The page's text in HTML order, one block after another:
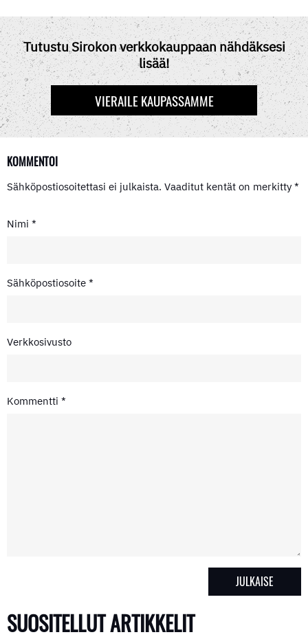
E
B
O
O
K
W
I
T
T
E
R
)
T
E
R
E
S
T
D
I
T
T
S
A
P
P
Tutustu Sirokon verkkokauppaan nähdäksesi
lisää!
VIERAILE KAUPASSAMME
KOMMENTOI
Sähköpostiosoitettasi ei julkaista. Vaaditut kentät on merkitty *
Nimi *
Sähköpostiosoite *
Verkkosivusto
Kommentti *
SUOSITELLUT ARTIKKELIT